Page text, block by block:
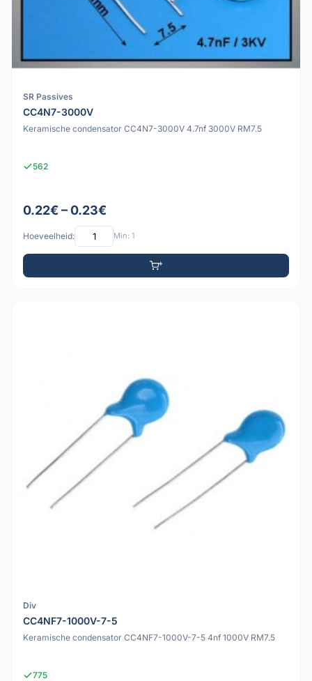
SR Passives
CC4N7-3000V
Keramische condensator CC4N7-3000V 4.7nf 3000V RM7.5
562
0.22€ – 0.23€
Hoeveelheid: Min: 1
Div
CC4NF7-1000V-7-5
Keramische condensator CC4NF7-1000V-7-5 4nf 1000V RM7.5
775